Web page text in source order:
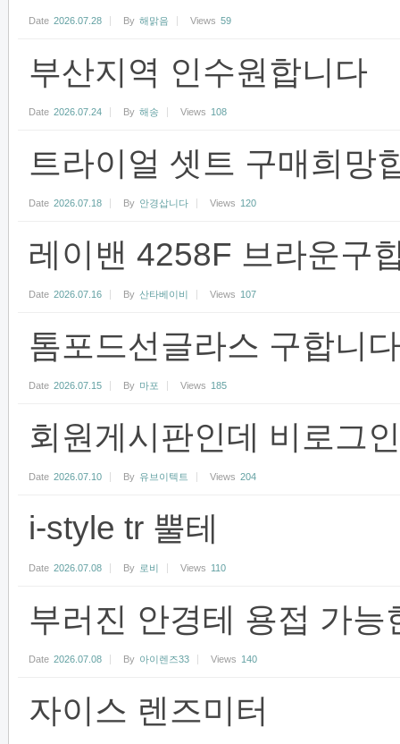
Date 2026.07.28 By 해맑음 Views 59
부산지역 인수원합니다
Date 2026.07.24 By 해송 Views 108
트라이얼 셋트 구매희망
Date 2026.07.18 By 안경삽니다 Views 120
레이밴 4258F 브라운구
Date 2026.07.16 By 산타베이비 Views 107
톰포드선글라스 구합니
Date 2026.07.15 By 마포 Views 185
회원게시판인데 비로그
Date 2026.07.10 By 유브이텍트 Views 204
i-style tr 뿔테
Date 2026.07.08 By 로비 Views 110
부러진 안경테 용접 가
Date 2026.07.08 By 아이렌즈33 Views 140
자이스 렌즈미터